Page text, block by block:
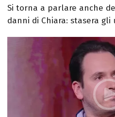
Si torna a parlare anche
danni di Chiara: stasera gli